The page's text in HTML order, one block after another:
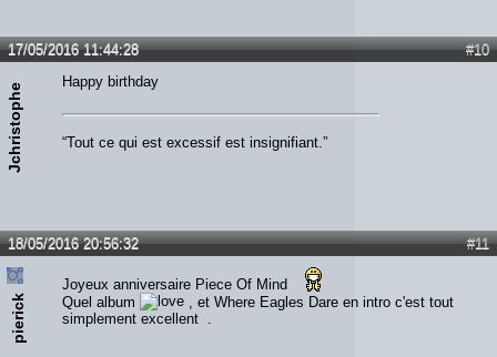
#10
17/05/2016 11:44:28
Jchristophe
Happy birthday
“Tout ce qui est excessif est insignifiant.”
#11
18/05/2016 20:56:32
pierick
Joyeux anniversaire Piece Of Mind
Quel album
, et Where Eagles Dare en intro c'est tout
simplement excellent .